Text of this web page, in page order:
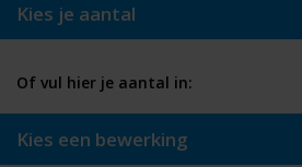
Kies je aantal
Of vul hier je aantal in:
Kies een bewerking